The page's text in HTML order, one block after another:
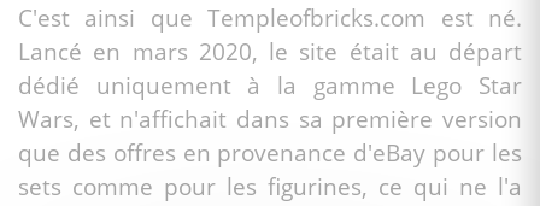
C'est ainsi que Templeofbricks.com est né.
Lancé en mars 2020, le site était au départ
dédié uniquement à la gamme Lego Star
Wars, et n'affichait dans sa première version
que des offres en provenance d'eBay pour les
sets comme pour les figurines, ce qui ne l'a